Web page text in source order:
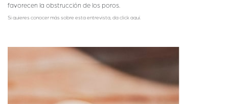
favorecen la obstrucción de los poros.
Si quieres conocer más sobre esta entrevista, da click aquí.